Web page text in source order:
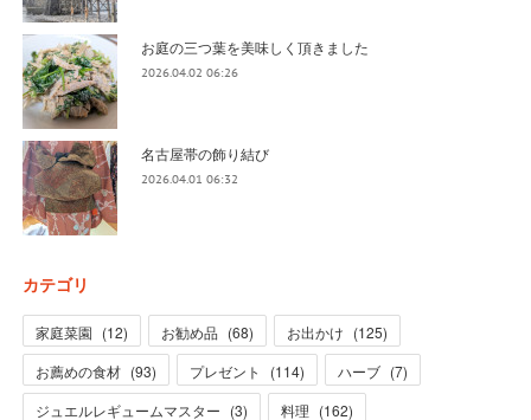
お庭の三つ葉を美味しく頂きました
2026.04.02 06:26
名古屋帯の飾り結び
2026.04.01 06:32
カテゴリ
家庭菜園 (12) お勧め品 (68) お出かけ (125)
お薦めの食材 (93) プレゼント (114) ハーブ (7)
ジュエルレギュームマスター (3) 料理 (162)